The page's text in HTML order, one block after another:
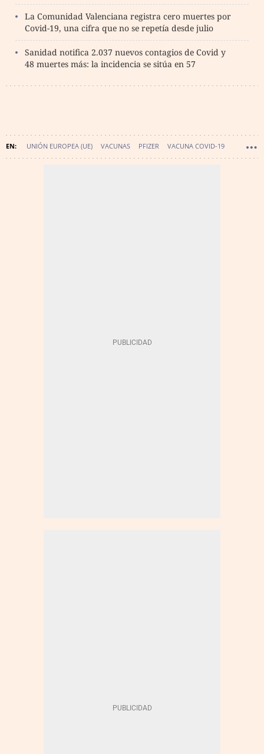
La Comunidad Valenciana registra cero muertes por
Covid-19, una cifra que no se repetía desde julio
Sanidad notifica 2.037 nuevos contagios de Covid y
48 muertes más: la incidencia se sitúa en 57
UNIÓN EUROPEA (UE) VACUNAS PFIZER VACUNA COVID-19